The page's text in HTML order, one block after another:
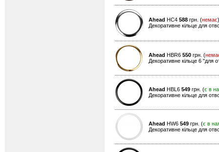
Ahead HC4 588 грн. (немає)
Декоративне кільце для
Ahead HBR6 550 грн. (
Декоративне кільце 6 "для
Ahead HBL6 549 грн. (є в
Декоративне кільце для
Ahead HW6 549 грн. (є в
Декоративне кільце для